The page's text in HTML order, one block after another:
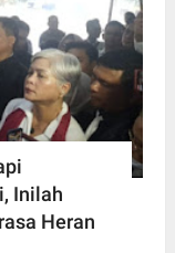
Inilah
Heran